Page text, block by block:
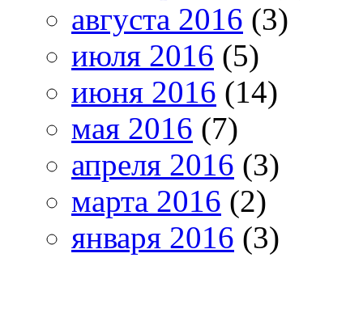
августа 2016 (3)
июля 2016 (5)
июня 2016 (14)
мая 2016 (7)
апреля 2016 (3)
марта 2016 (2)
января 2016 (3)